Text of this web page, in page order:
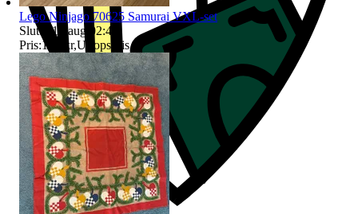
Lego Ninjago 70625 Samurai VXL-set
Sluttid 16 aug 02:44
Pris:179 kr,Utropspris.